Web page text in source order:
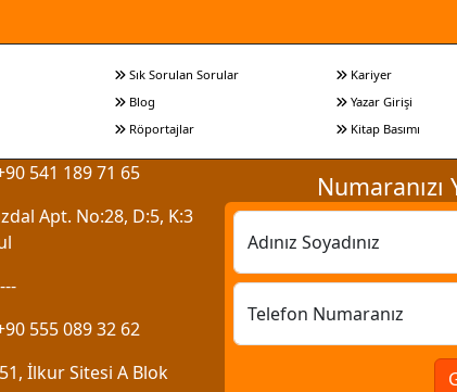
Sık Sorulan Sorular
Blog
Röportajlar
Kariyer
Yazar Girişi
Kitap Basımı
541 189 71 65
Apt. No:28, D:5, K:3
555 089 32 62
İlkur Sitesi A Blok
Numaranızı
Adınız Soyadınız
Telefon Numaranız